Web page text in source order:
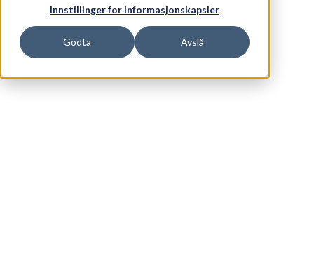
Innstillinger for informasjonskapsler
Godta Avslå